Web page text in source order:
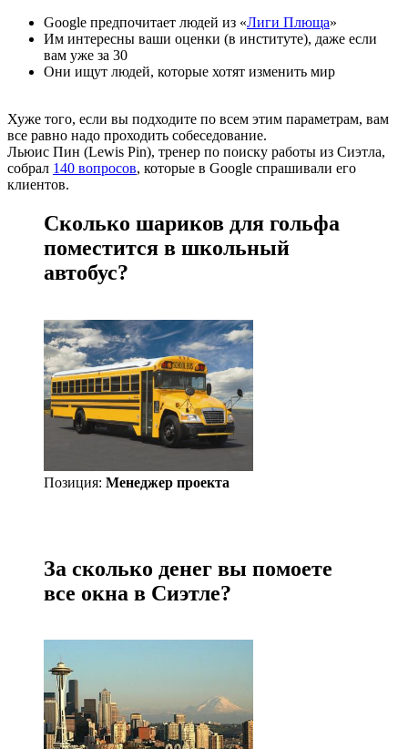
Google предпочитает людей из «Лиги Плюща»
Им интересны ваши оценки (в институте), даже если
вам уже за 30
Они ищут людей, которые хотят изменить мир
Хуже того, если вы подходите по всем этим параметрам, вам
все равно надо проходить собеседование.
Льюис Пин (Lewis Pin), тренер по поиску работы из Сиэтла,
собрал 140 вопросов, которые в Google спрашивали его
клиентов.
Сколько шариков для гольфа
поместится в школьный
автобус?
Позиция: Менеджер проекта
За сколько денег вы помоете
все окна в Сиэтле?